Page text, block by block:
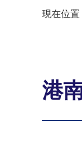
現在位置
港